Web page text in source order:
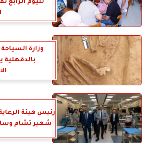
لليوم الرابع
وزارة
بالدقهلية
رئيس هيئة
شهير تشام